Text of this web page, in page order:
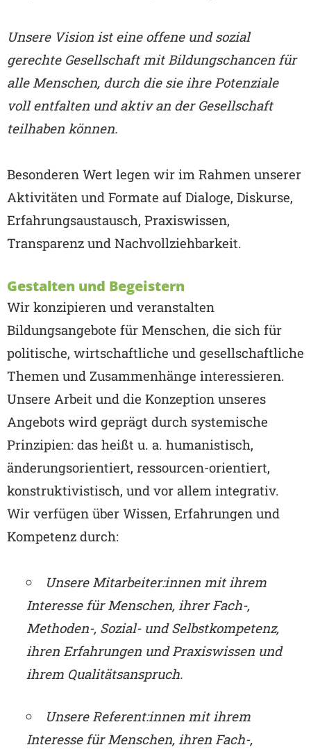
Unsere Vision ist eine offene und sozial
gerechte Gesellschaft mit Bildungschancen für
alle Menschen, durch die sie ihre Potenziale
voll entfalten und aktiv an der Gesellschaft
teilhaben können.
Besonderen Wert legen wir im Rahmen unserer
Aktivitäten und Formate auf Dialoge, Diskurse,
Erfahrungsaustausch, Praxiswissen,
Transparenz und Nachvollziehbarkeit.
Gestalten und Begeistern
Wir konzipieren und veranstalten
Bildungsangebote für Menschen, die sich für
politische, wirtschaftliche und gesellschaftliche
Themen und Zusammenhänge interessieren.
Unsere Arbeit und die Konzeption unseres
Angebots wird geprägt durch systemische
Prinzipien: das heißt u. a. humanistisch,
änderungsorientiert, ressourcen-orientiert,
konstruktivistisch, und vor allem integrativ.
Wir verfügen über Wissen, Erfahrungen und
Kompetenz durch:
Unsere Mitarbeiter:innen mit ihrem
Interesse für Menschen, ihrer Fach-,
Methoden-, Sozial- und Selbstkompetenz,
ihren Erfahrungen und Praxiswissen und
ihrem Qualitätsanspruch.
Unsere Referent:innen mit ihrem
Interesse für Menschen, ihren Fach-,